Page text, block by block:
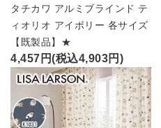
タチカワ アルミブラインド テ
ィオリオ アイボリー 各サイズ
【既製品】★
4,457円(税込4,903円)